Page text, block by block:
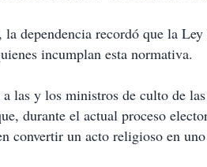
dependencia recordó que la
incumplan esta normativa.
las y los ministros de culto de
durante el actual proceso
convertir un acto religioso en